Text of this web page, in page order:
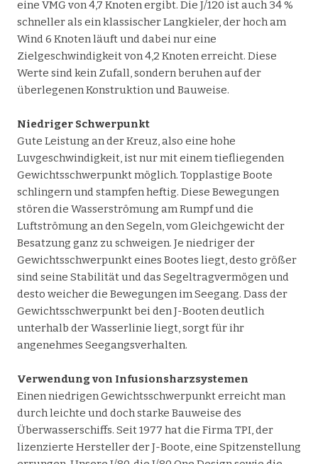
eine VMG von 4,7 Knoten ergibt. Die J/120 ist auch 34 %
schneller als ein klassischer Langkieler, der hoch am
Wind 6 Knoten läuft und dabei nur eine
Zielgeschwindigkeit von 4,2 Knoten erreicht. Diese
Werte sind kein Zufall, sondern beruhen auf der
überlegenen Konstruktion und Bauweise.
Niedriger Schwerpunkt
Gute Leistung an der Kreuz, also eine hohe
Luvgeschwindigkeit, ist nur mit einem tiefliegenden
Gewichtsschwerpunkt möglich. Topplastige Boote
schlingern und stampfen heftig. Diese Bewegungen
stören die Wasserströmung am Rumpf und die
Luftströmung an den Segeln, vom Gleichgewicht der
Besatzung ganz zu schweigen. Je niedriger der
Gewichtsschwerpunkt eines Bootes liegt, desto größer
sind seine Stabilität und das Segeltragvermögen und
desto weicher die Bewegungen im Seegang. Dass der
Gewichtsschwerpunkt bei den J-Booten deutlich
unterhalb der Wasserlinie liegt, sorgt für ihr
angenehmes Seegangsverhalten.
Verwendung von Infusionsharzsystemen
Einen niedrigen Gewichtsschwerpunkt erreicht man
durch leichte und doch starke Bauweise des
Überwasserschiffs. Seit 1977 hat die Firma TPI, der
lizenzierte Hersteller der J-Boote, eine Spitzenstellung